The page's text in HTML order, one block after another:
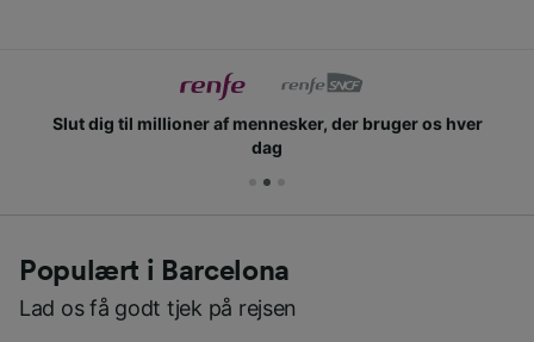
Slut dig til millioner af mennesker, der bruger os hver
dag
Populært i Barcelona
Lad os få godt tjek på rejsen